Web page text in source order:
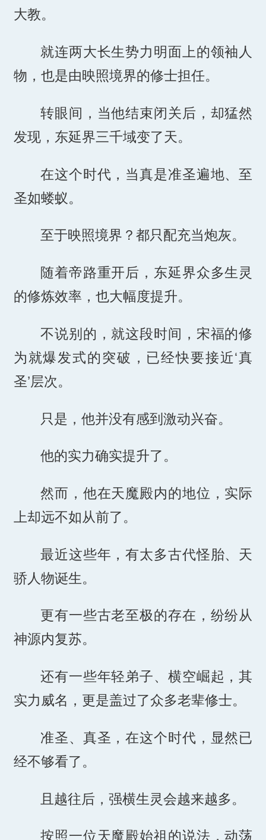
大教。
就连两大长生势力明面上的领袖人
物，也是由映照境界的修士担任。
转眼间，当他结束闭关后，却猛然
发现，东延界三千域变了天。
在这个时代，当真是准圣遍地、至
圣如蝼蚁。
至于映照境界？都只配充当炮灰。
随着帝路重开后，东延界众多生灵
的修炼效率，也大幅度提升。
不说别的，就这段时间，宋福的修
为就爆发式的突破，已经快要接近‘真
圣’层次。
只是，他并没有感到激动兴奋。
他的实力确实提升了。
然而，他在天魔殿内的地位，实际
上却远不如从前了。
最近这些年，有太多古代怪胎、天
骄人物诞生。
更有一些古老至极的存在，纷纷从
神源内复苏。
还有一些年轻弟子、横空崛起，其
实力威名，更是盖过了众多老辈修士。
准圣、真圣，在这个时代，显然已
经不够看了。
且越往后，强横生灵会越来越多。
按照一位天魔殿始祖的说法，动荡